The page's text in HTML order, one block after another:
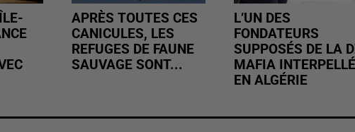
APRÈS TOUTES CES
CANICULES, LES
REFUGES DE FAUNE
SAUVAGE SONT...
L’UN DES
FONDATEURS
SUPPOSÉS DE LA
MAFIA INTERPELLÉ
EN ALGÉRIE